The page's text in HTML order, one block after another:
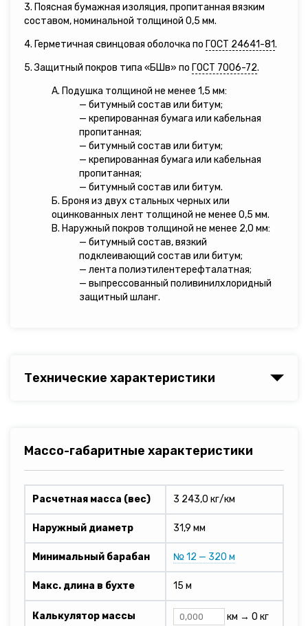
3. Поясная бумажная изоляция, пропитанная вязким
составом, номинальной толщиной 0,5 мм.
4. Герметичная свинцовая оболочка по ГОСТ 24641-81.
5. Защитный покров типа «БШв» по ГОСТ 7006-72.
А. Подушка толщиной не менее 1,5 мм:
— битумный состав или битум;
— крепированная бумага или кабельная
пропитанная;
— битумный состав или битум;
— крепированная бумага или кабельная
пропитанная;
— битумный состав или битум.
Б. Броня из двух стальных черных или
оцинкованных лент толщиной не менее 0,5 мм.
В. Наружный покров толщиной не менее 2,0 мм:
— битумный состав, вязкий
подклеивающий состав или битум;
— лента полиэтилентерефталатная;
— выпрессованный поливинилхлоридный
защитный шланг.
Технические характеристики
Массо-габаритные характеристики
Расчетная масса (вес) 3 243,0 кг/км
Наружный диаметр 31,9 мм
Минимальный барабан № 12 — 320 м
Макс. длина в бухте 15 м
Калькулятор массы км → 0 кг